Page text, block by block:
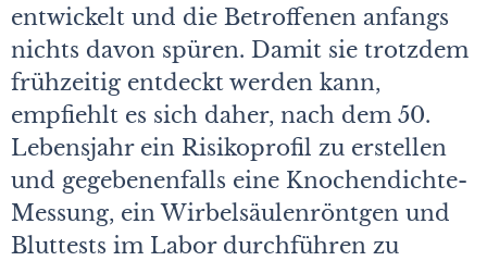
entwickelt und die Betroffenen anfangs
nichts davon spüren. Damit sie trotzdem
frühzeitig entdeckt werden kann,
empfiehlt es sich daher, nach dem 50.
Lebensjahr ein Risikoprofil zu erstellen
und gegebenenfalls eine Knochendichte-
Messung, ein Wirbelsäulenröntgen und
Bluttests im Labor durchführen zu